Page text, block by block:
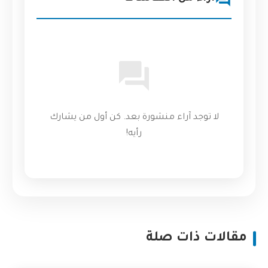
لا توجد آراء منشورة بعد. كن أول من يشارك
رأيه!
مقالات ذات صلة